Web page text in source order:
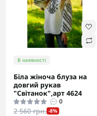
В наявності
Біла жіноча блуза на
довгий рукав
"Світанок",арт 4624
0
2 560 грн. -8%